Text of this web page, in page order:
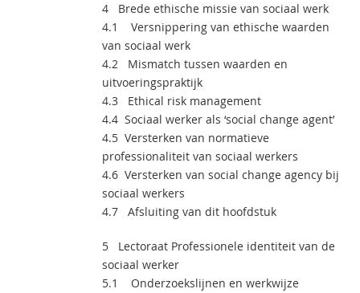
4 Brede ethische missie van sociaal werk
4.1 Versnippering van ethische waarden
van sociaal werk
4.2 Mismatch tussen waarden en
uitvoeringspraktijk
4.3 Ethical risk management
4.4 Sociaal werker als ‘social change agent’
4.5 Versterken van normatieve
professionaliteit van sociaal werkers
4.6 Versterken van social change agency bij
sociaal werkers
4.7 Afsluiting van dit hoofdstuk
5 Lectoraat Professionele identiteit van de
sociaal werker
5.1 Onderzoekslijnen en werkwijze